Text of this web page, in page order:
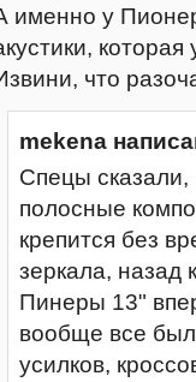
именно у
которая
что
mekena
Спецы сказали,
полосные
крепится без
зеркала, назад
Пинеры 13"
вообще все
усилков,